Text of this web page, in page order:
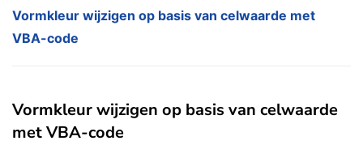
Vormkleur wijzigen op basis van celwaarde met
VBA-code
Vormkleur wijzigen op basis van celwaarde
met VBA-code